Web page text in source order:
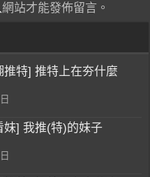
網站才能發佈留言。
推特] 推特上在夯什麼
妹] 我推(特)的妹子